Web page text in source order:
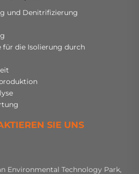
und Denitrifizierung
für die Isolierung durch
SIE UNS
Environmental Technology Park,